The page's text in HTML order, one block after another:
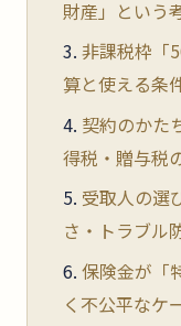
財産」という
非課税枠「
算と使える条
契約のかた
得税・贈与税
受取人の選
さ・トラブル
保険金が「
く不公平なケ